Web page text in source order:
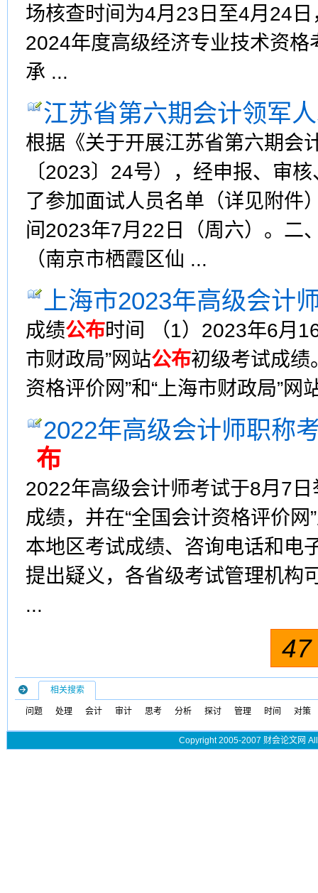
场核查时间为4月23日至4月24
2024年度高级经济专业技术资
承 ...
江苏省第六期会计领军
根据《关于开展江苏省第六期会
〔2023〕24号），经申报、审
了参加面试人员名单（详见附件
间2023年7月22日（周六）。二
（南京市栖霞区仙 ...
上海市2023年高级会计
成绩公布时间 （1）2023年6月
市财政局”网站公布初级考试成绩
资格评价网”和“上海市财政局”网
2022年高级会计师职称
布
2022年高级会计师考试于8月7
成绩，并在“全国会计资格评价网
本地区考试成绩、咨询电话和电
提出疑义，各省级考试管理机构
...
47
相关搜索
问题 处理 会计 审计 思考 分析 探讨 管理 时间 对策
Copyright 2005-2007 财会论文网